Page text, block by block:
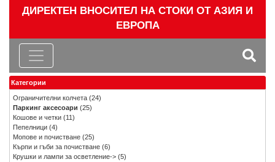
ДИРЕКТЕН ВНОСИТЕЛ НА СТОКИ ОТ АЗИЯ И
ЕВРОПА
Категории
Ограничителни колчета (24)
Паркинг аксесоари (25)
Кошове и четки (11)
Пепелници (4)
Мопове и почистване (25)
Кърпи и гъби за почистване (6)
Крушки и лампи за осветление-> (5)